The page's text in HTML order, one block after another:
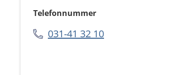
Telefonnummer
031-41 32 10